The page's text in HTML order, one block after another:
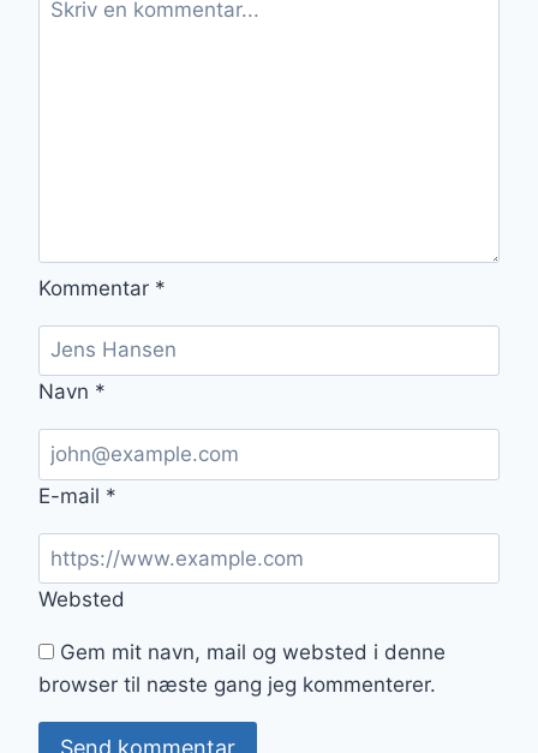
Kommentar *
Navn *
E-mail *
Websted
Gem mit navn, mail og websted i denne
browser til næste gang jeg kommenterer.